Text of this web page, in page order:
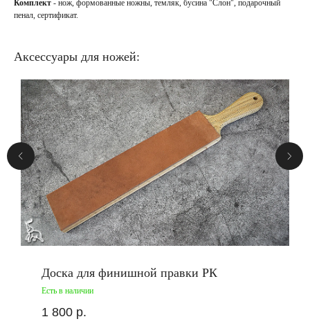
Комплект - нож, формованные ножны, темляк, бусина "Слон", подарочный
пенал, сертификат.
Аксессуары для ножей:
Доска для финишной правки РК
Есть в наличии
1 800 р.